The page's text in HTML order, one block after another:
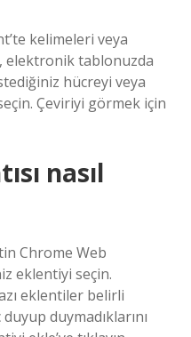
kelimeleri veya
elektronik tablonuzda
hücreyi veya
Çeviriyi görmek için
nasıl
Chrome Web
eklentiyi seçin.
eklentiler belirli
duymadıklarını